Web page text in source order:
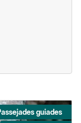
guiades